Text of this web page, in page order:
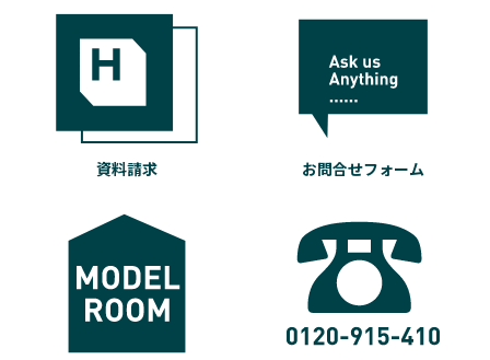
資料請求 お問合せフォーム